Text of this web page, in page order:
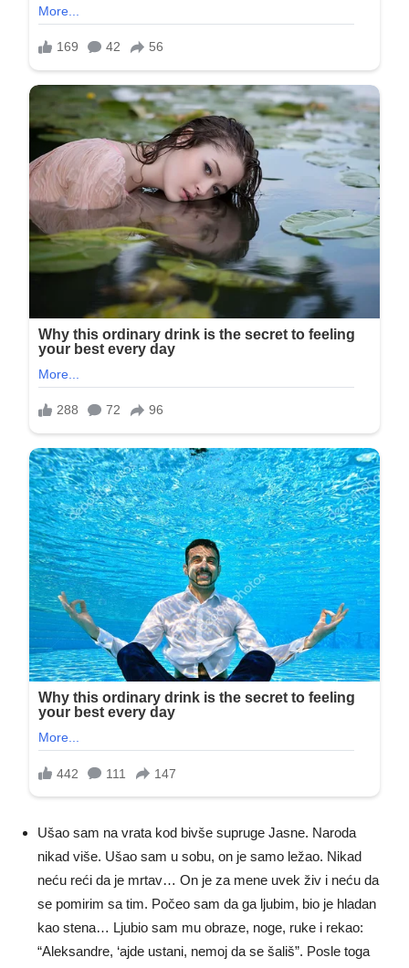
Ušao sam na vrata kod bivše supruge Jasne. Naroda
nikad više. Ušao sam u sobu, on je samo ležao. Nikad
neću reći da je mrtav… On je za mene uvek živ i neću da
se pomirim sa tim. Počeo sam da ga ljubim, bio je hladan
kao stena… Ljubio sam mu obraze, noge, ruke i rekao:
“Aleksandre, ‘ajde ustani, nemoj da se šališ”. Posle toga